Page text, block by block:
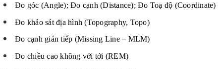
Đo góc (Angle); Đo cạnh (Distance); Đo Toạ độ (Coordinate)
Đo khảo sát địa hình (Topography, Topo)
Đo cạnh gián tiếp (Missing Line – MLM)
Đo chiều cao không với tới (REM)